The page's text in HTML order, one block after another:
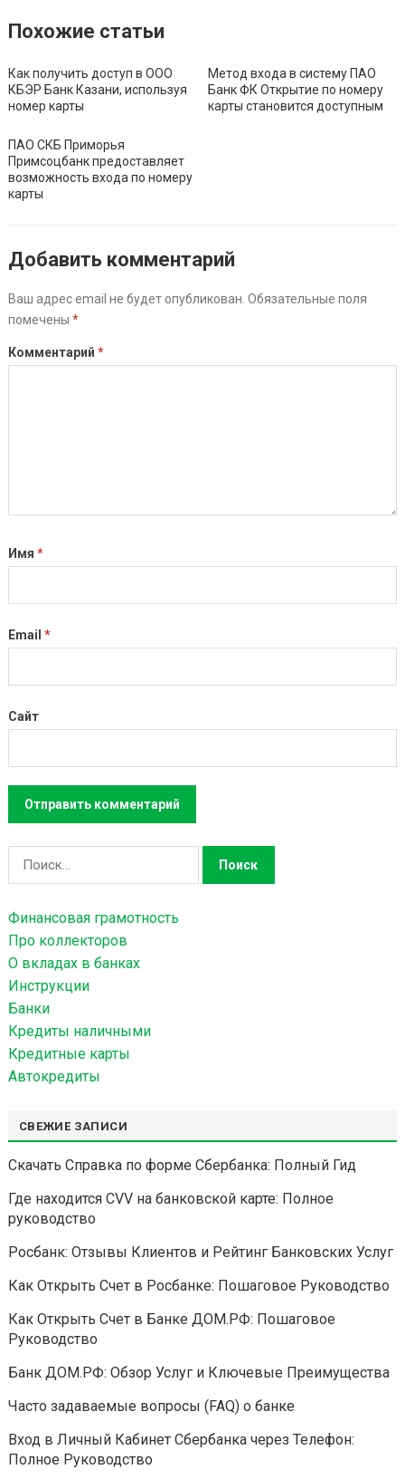
Похожие статьи
Как получить доступ в ООО
КБЭР Банк Казани, используя
номер карты
Метод входа в систему ПАО
Банк ФК Открытие по номеру
карты становится доступным
ПАО СКБ Приморья
Примсоцбанк предоставляет
возможность входа по номеру
карты
Добавить комментарий
Ваш адрес email не будет опубликован. Обязательные поля
помечены *
Комментарий *
Имя *
Email *
Сайт
а
т
и
:
Финансовая грамотность
Про коллекторов
О вкладах в банках
Инструкции
Банки
Кредиты наличными
Кредитные карты
Автокредиты
СВЕЖИЕ ЗАПИСИ
Скачать Справка по форме Сбербанка: Полный Гид
Где находится CVV на банковской карте: Полное
руководство
Росбанк: Отзывы Клиентов и Рейтинг Банковских Услуг
Как Открыть Счет в Росбанке: Пошаговое Руководство
Как Открыть Счет в Банке ДОМ.РФ: Пошаговое
Руководство
Банк ДОМ.РФ: Обзор Услуг и Ключевые Преимущества
Часто задаваемые вопросы (FAQ) о банке
Вход в Личный Кабинет Сбербанка через Телефон:
Полное Руководство